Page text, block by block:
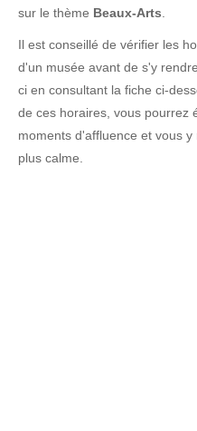
sur le thème Beaux-Arts
Il est conseillé de vérifier les
d'un musée avant de s'y
ci en consultant la fiche ci-
de ces horaires, vous pourrez
moments d'affluence et vous
plus calme.